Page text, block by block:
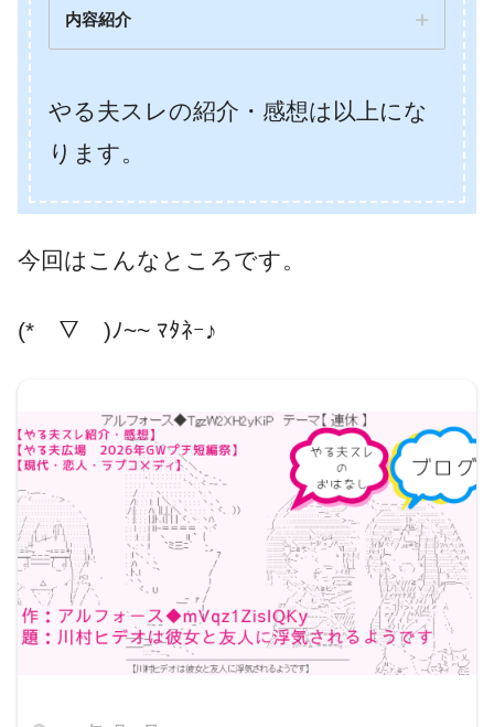
内容紹介
シリーズを通しては2014年～2017年の
連載で全て完結済み。
感じあります。
やる夫スレの紹介・感想は以上にな
ります。
今回はこんなところです。
(*￣▽￣)ﾉ~~ ﾏﾀﾈｰ♪